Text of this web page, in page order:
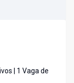
| 1 Vaga de